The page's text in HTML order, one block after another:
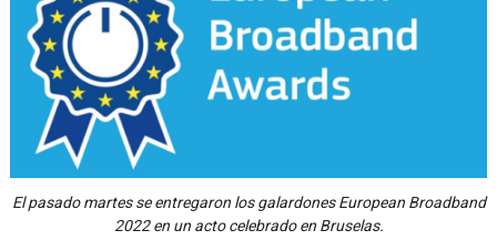
El pasado martes se entregaron los galardones European Broadband
2022 en un acto celebrado en Bruselas.